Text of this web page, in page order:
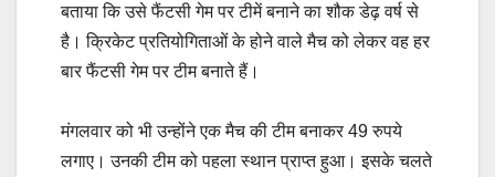
बताया कि उसे फैंटसी गेम पर टीमें बनाने का शौक डेढ़ वर्ष से
है। क्रिकेट प्रतियोगिताओं के होने वाले मैच को लेकर वह हर
बार फैंटसी गेम पर टीम बनाते हैं।
मंगलवार को भी उन्होंने एक मैच की टीम बनाकर 49 रुपये
लगाए। उनकी टीम को पहला स्थान प्राप्त हुआ। इसके चलते